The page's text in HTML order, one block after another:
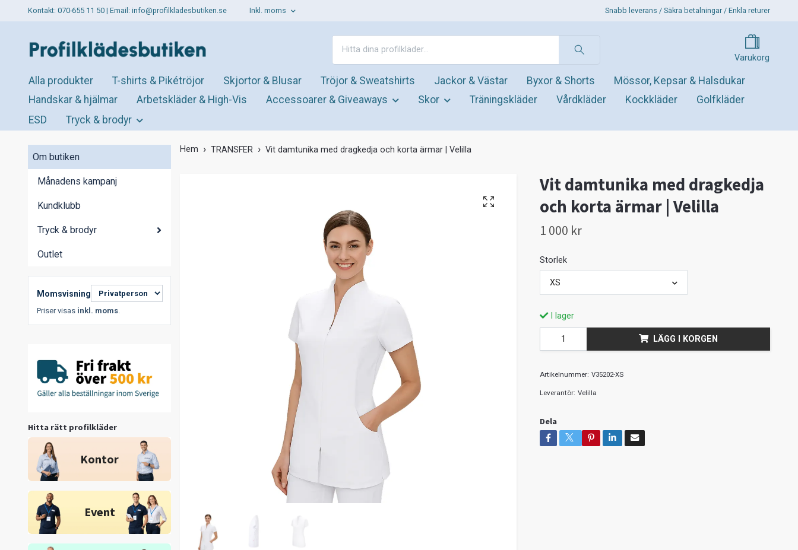
Kontakt: 070-655 11 50 | Email: info@profilkladesbutiken.se Inkl. moms Snabb leverans / Säkra betalningar / Enkla returer
Varukorg
Alla produkter T-shirts & Pikétröjor Skjortor & Blusar Tröjor & Sweatshirts Jackor & Västar Byxor & Shorts
Mössor, Kepsar & Halsdukar
Handskar & hjälmar
Arbetskläder & High-Vis Accessoarer & Giveaways Skor Träningskläder Vårdkläder Kockkläder
Golfkläder
ESD
Tryck & brodyr
Om butiken
Månadens kampanj
Kundklubb
Tryck & brodyr
Outlet
Momsvisning
Priser visas inkl. moms.
Hitta rätt profilkläder
Kontor
Event
Hem TRANSFER Vit damtunika med dragkedja och korta ärmar | Velilla
Vit damtunika med dragkedja
och korta ärmar | Velilla
1 000 kr
Storlek
XS
I lager
LÄGG I KORGEN
Artikelnummer: V35202-XS
Leverantör: Velilla
Dela